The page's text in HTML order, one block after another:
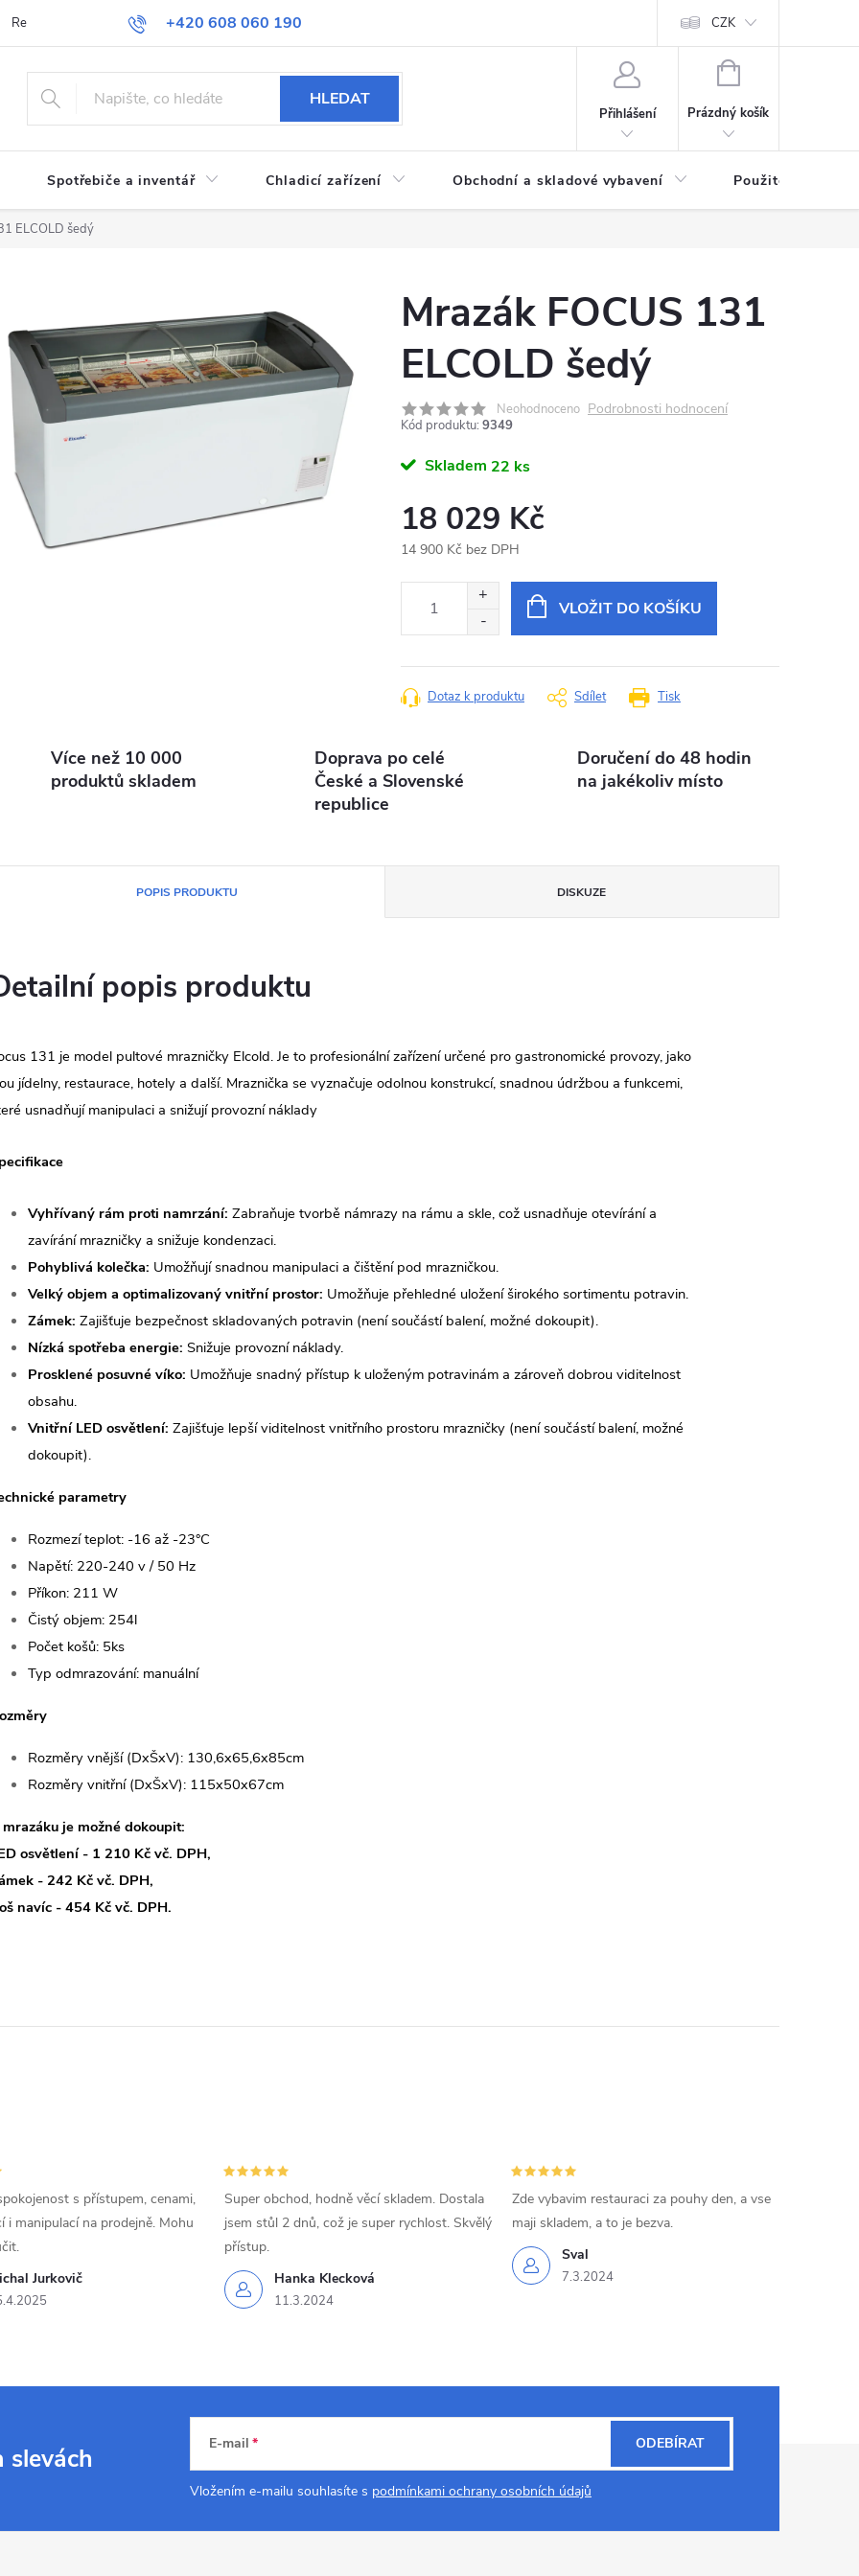
+420 608 060 190
Reklamace a vrácení zboží Obchodní podmínky CZK
HLEDAT
Přihlášení
NÁKUPNÍ
Prázdný košík
Spotřebiče a inventář Chladicí zařízení Obchodní a skladové vybavení Použité
ELCOLD šedý
Mrazák FOCUS 131
ELCOLD šedý
Neohodnoceno Podrobnosti hodnocení
Kód produktu: 9349
Skladem 22 ks
18 029 Kč
14 900 Kč bez DPH
VLOŽIT DO KOŠÍKU
Tisk
Dotaz k produktu Sdílet
Více než 10 000
produktů skladem
Doprava po celé
České a Slovenské
republice
Doručení do 48 hodin
na jakékoliv místo
POPIS PRODUKTU DISKUZE
popis produktu
131 je model pultové mrazničky Elcold. Je to profesionální zařízení určené pro gastronomické provozy, jako
jídelny, restaurace, hotely a další. Mraznička se vyznačuje odolnou konstrukcí, snadnou údržbou a funkcemi,
usnadňují manipulaci a snižují provozní náklady
Vyhřívaný rám proti namrzání: Zabraňuje tvorbě námrazy na rámu a skle, což usnadňuje otevírání a
zavírání mrazničky a snižuje kondenzaci.
Pohyblivá kolečka: Umožňují snadnou manipulaci a čištění pod mrazničkou.
Velký objem a optimalizovaný vnitřní prostor: Umožňuje přehledné uložení širokého sortimentu potravin.
Zámek: Zajišťuje bezpečnost skladovaných potravin (není součástí balení, možné dokoupit).
Nízká spotřeba energie: Snižuje provozní náklady.
Prosklené posuvné víko: Umožňuje snadný přístup k uloženým potravinám a zároveň dobrou viditelnost
obsahu.
Vnitřní LED osvětlení: Zajišťuje lepší viditelnost vnitřního prostoru mrazničky (není součástí balení, možné
dokoupit).
parametry
Rozmezí teplot: -16 až -23°C
Napětí: 220-240 v / 50 Hz
Příkon: 211 W
Čistý objem: 254l
Počet košů: 5ks
Typ odmrazování: manuální
Rozměry vnější (DxŠxV): 130,6x65,6x85cm
Rozměry vnitřní (DxŠxV): 115x50x67cm
je možné dokoupit:
osvětlení - 1 210 Kč vč. DPH,
- 242 Kč vč. DPH,
navíc - 454 Kč vč. DPH.
Jurkovič
s přístupem, cenami,
i manipulací na prodejně. Mohu
Hanka Klecková
11.3.2024
Super obchod, hodně věcí skladem. Dostala
jsem stůl 2 dnů, což je super rychlost. Skvělý
přístup.
Sval
7.3.2024
Zde vybavim restauraci za pouhy den, a vse
maji skladem, a to je bezva.
slevách E-mail
Vložením e-mailu souhlasíte s podmínkami ochrany osobních údajů
ODEBÍRAT